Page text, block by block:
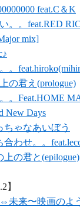
feat.C＆K
。。feat.RED
mix]
。
の君え(prologue)
。Feat.HOME
New Days
ちゃなあいぼう
合わせ。。
上の君と(epilogue)
】
未来〜映画のよ